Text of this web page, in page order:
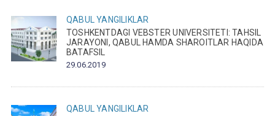
QABUL
YANGILIKLAR
TOSHKENTDAGI VEBSTER UNIVERSITETI: TAHSIL
JARAYONI, QABUL HAMDA SHAROITLAR HAQIDA
BATAFSIL
29.06.2019
QABUL
YANGILIKLAR